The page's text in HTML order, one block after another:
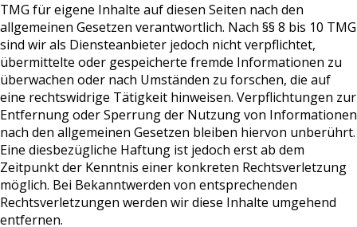
TMG für eigene Inhalte auf diesen Seiten nach den
allgemeinen Gesetzen verantwortlich. Nach §§ 8 bis 10 TMG
sind wir als Diensteanbieter jedoch nicht verpflichtet,
übermittelte oder gespeicherte fremde Informationen zu
überwachen oder nach Umständen zu forschen, die auf
eine rechtswidrige Tätigkeit hinweisen. Verpflichtungen zur
Entfernung oder Sperrung der Nutzung von Informationen
nach den allgemeinen Gesetzen bleiben hiervon unberührt.
Eine diesbezügliche Haftung ist jedoch erst ab dem
Zeitpunkt der Kenntnis einer konkreten Rechtsverletzung
möglich. Bei Bekanntwerden von entsprechenden
Rechtsverletzungen werden wir diese Inhalte umgehend
entfernen.